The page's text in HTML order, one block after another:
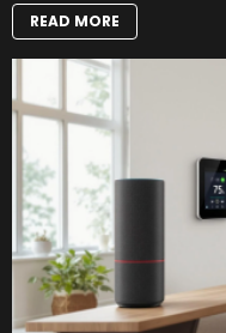
READ MORE